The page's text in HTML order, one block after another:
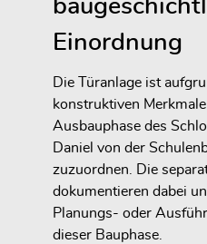
Einordnung
Die Türanlage ist
konstruktiven
Ausbauphase des
Daniel von der
zuzuordnen. Die
dokumentieren dabei
Planungs- oder
dieser Bauphase.